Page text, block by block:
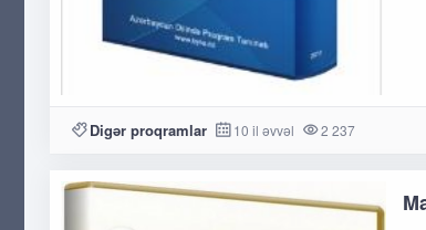
Digər proqramlar 10 il əvvəl 2 237